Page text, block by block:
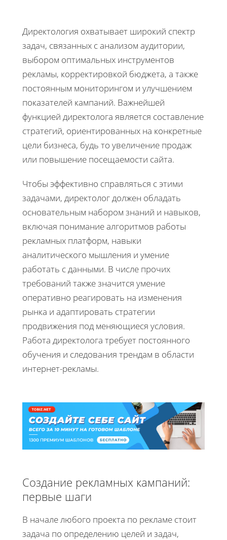
Директология охватывает широкий спектр
задач, связанных с анализом аудитории,
выбором оптимальных инструментов
рекламы, корректировкой бюджета, а также
постоянным мониторингом и улучшением
показателей кампаний. Важнейшей
функцией директолога является составление
стратегий, ориентированных на конкретные
цели бизнеса, будь то увеличение продаж
или повышение посещаемости сайта.
Чтобы эффективно справляться с этими
задачами, директолог должен обладать
основательным набором знаний и навыков,
включая понимание алгоритмов работы
рекламных платформ, навыки
аналитического мышления и умение
работать с данными. В числе прочих
требований также значится умение
оперативно реагировать на изменения
рынка и адаптировать стратегии
продвижения под меняющиеся условия.
Работа директолога требует постоянного
обучения и следования трендам в области
интернет-рекламы.
Создание рекламных кампаний:
первые шаги
В начале любого проекта по рекламе стоит
задача по определению целей и задач,